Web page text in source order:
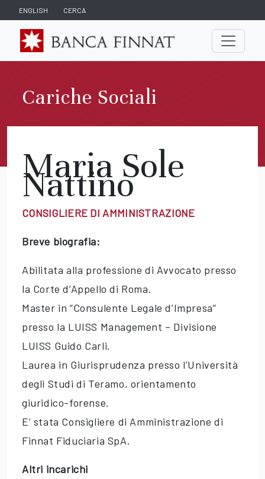
ENGLISH CERCA
Cariche Sociali
Maria Sole
Nattino
CONSIGLIERE DI AMMINISTRAZIONE
Breve biografia:
Abilitata alla professione di Avvocato presso
la Corte d’Appello di Roma.
Master in “Consulente Legale d’Impresa”
presso la LUISS Management – Divisione
LUISS Guido Carli.
Laurea in Giurisprudenza presso l’Università
degli Studi di Teramo, orientamento
giuridico-forense.
E’ stata Consigliere di Amministrazione di
Finnat Fiduciaria SpA.
Altri incarichi